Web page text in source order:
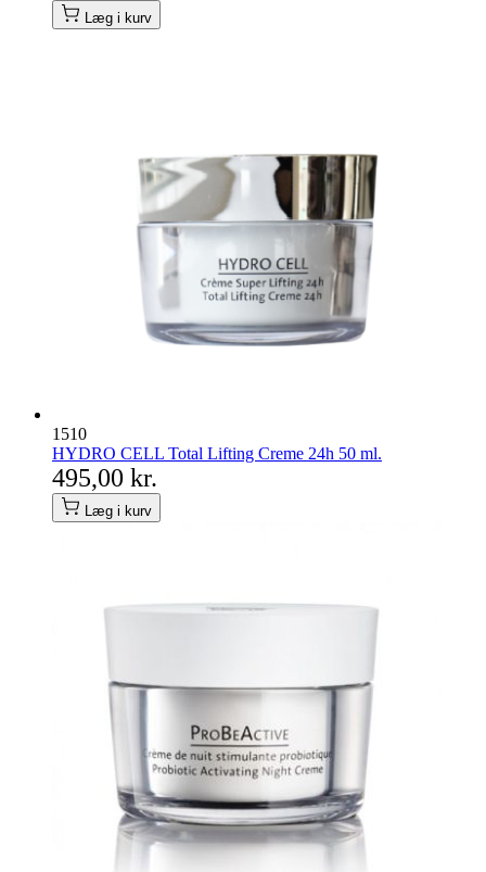
Læg i kurv
1510
HYDRO CELL Total Lifting Creme 24h 50 ml.
495,00 kr.
Læg i kurv